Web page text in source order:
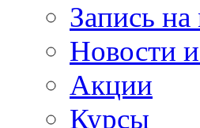
Запись
Новости
Акции
Курсы